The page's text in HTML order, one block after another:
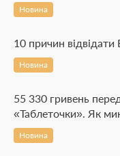
Новина
10 причин
Новина
55 330 гривень
«Таблеточки». Як
Новина